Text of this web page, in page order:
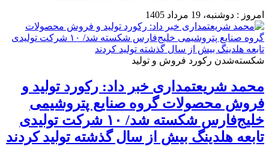
امروز : دوشنبه، 19 مرداد 1405
شکسته‌شدن رکورد فروش و تولید
محمد شریعتمداری خبر داد: رکورد تولید و
فروش محصولات گروه صنایع پتروشیمی
خلیج‌فارس شکسته شد/ ۱۰ شرکت تولیدی
تابعه هلدینگ بیش از سال گذشته تولید کردند